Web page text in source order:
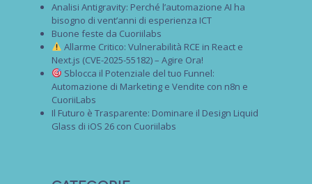
Analisi Antigravity: Perché l’automazione AI ha
bisogno di vent’anni di esperienza ICT
Buone feste da Cuoriilabs
Allarme Critico: Vulnerabilità RCE in React e
Next.js (CVE-2025-55182) – Agire Ora!
Sblocca il Potenziale del tuo Funnel:
Automazione di Marketing e Vendite con n8n e
CuoriiLabs
Il Futuro è Trasparente: Dominare il Design Liquid
Glass di iOS 26 con Cuoriilabs